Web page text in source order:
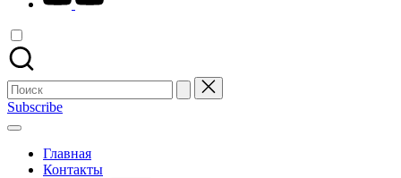
Поиск
для:
Subscribe
Главная
Контакты